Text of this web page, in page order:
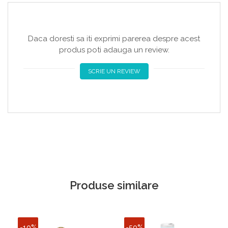
Daca doresti sa iti exprimi parerea despre acest
produs poti adauga un review.
SCRIE UN REVIEW
Produse similare